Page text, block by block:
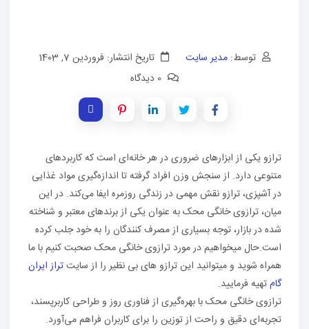
توسط: مدیر سایت
تاریخ انتشار: فروردین 7, 1403
ترازو یکی از ابزارهای ضروری در هر خانه‌ای است که کاربردهای
متنوعی دارد. از سنجش وزن افراد گرفته تا اندازه‌گیری مواد غذایی
در آشپزی، ترازو نقش مهمی در زندگی روزمره ایفا می‌کند. در این
میان، ترازوی خانگی محک به عنوان یکی از برندهای معتبر و شناخته
شده در بازار، توجه بسیاری از مصرف کنندگان را به خود جلب کرده
است.حال میخواهیم در مورد ترازوی خانگی محک صحبت کنیم با ما
همراه شوید و میتوانید این ترازو های بی نظیر را از سایتتراز ایران
گامتهیه فرمایید.
ترازوی خانگی محک با بهره‌گیری از فناوری روز و طراحی کاربرپسند،
تجربه‌ای دقیق و راحت از توزین را برای کاربران فراهم می‌آورد.